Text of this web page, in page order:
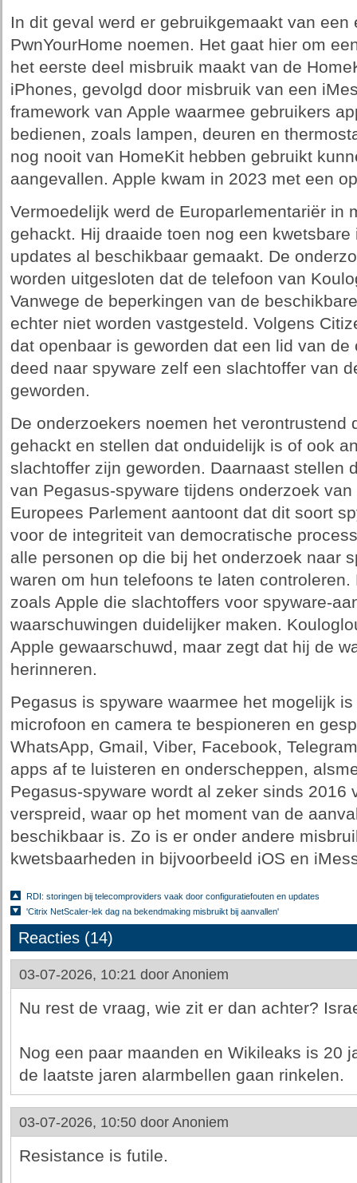
In dit geval werd er gebruikgemaakt van
PwnYourHome noemen. Het gaat hier om
het eerste deel misbruik maakt van de
iPhones, gevolgd door misbruik van een
framework van Apple waarmee gebruikers
bedienen, zoals lampen, deuren en
nog nooit van HomeKit hebben gebruikt
aangevallen. Apple kwam in 2023 met een
Vermoedelijk werd de Europarlementariër in
gehackt. Hij draaide toen nog een
updates al beschikbaar gemaakt. De
worden uitgesloten dat de telefoon van
Vanwege de beperkingen van de
echter niet worden vastgesteld. Volgens
dat openbaar is geworden dat een lid van
deed naar spyware zelf een slachtoffer van
geworden.
De onderzoekers noemen het verontrustend
gehackt en stellen dat onduidelijk is of ook
slachtoffer zijn geworden. Daarnaast stellen
van Pegasus-spyware tijdens onderzoek
Europees Parlement aantoont dat dit soort
voor de integriteit van democratische
alle personen op die bij het onderzoek naar
waren om hun telefoons te laten
zoals Apple die slachtoffers voor spyware-
waarschuwingen duidelijker maken.
Apple gewaarschuwd, maar zegt dat hij de
herinneren.
Pegasus is spyware waarmee het mogelijk
microfoon en camera te bespioneren en
WhatsApp, Gmail, Viber, Facebook,
apps af te luisteren en onderscheppen,
Pegasus-spyware wordt al zeker sinds 2016
verspreid, waar op het moment van de
beschikbaar is. Zo is er onder andere
kwetsbaarheden in bijvoorbeeld iOS en
RDI: storingen bij telecomproviders vaak door configuratiefouten en updates
'Citrix NetScaler-lek dag na bekendmaking misbruikt bij aanvallen'
Reacties (14)
03-07-2026, 10:21 door Anoniem
Nu rest de vraag, wie zit er dan achter?
Nog een paar maanden en Wikileaks is 20
de laatste jaren alarmbellen gaan rinkelen.
03-07-2026, 10:50 door Anoniem
Resistance is futile.